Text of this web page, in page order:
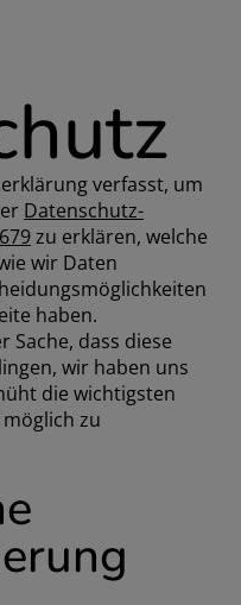
verfasst, um
Datenschutz-
zu erklären, welche
wir Daten
haben.
Sache, dass diese
wir haben uns
die wichtigsten
zu